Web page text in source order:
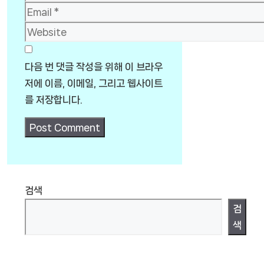
Email
Website
다음 번 댓글 작성을 위해 이 브라우
저에 이름, 이메일, 그리고 웹사이트
를 저장합니다.
검색
검
색